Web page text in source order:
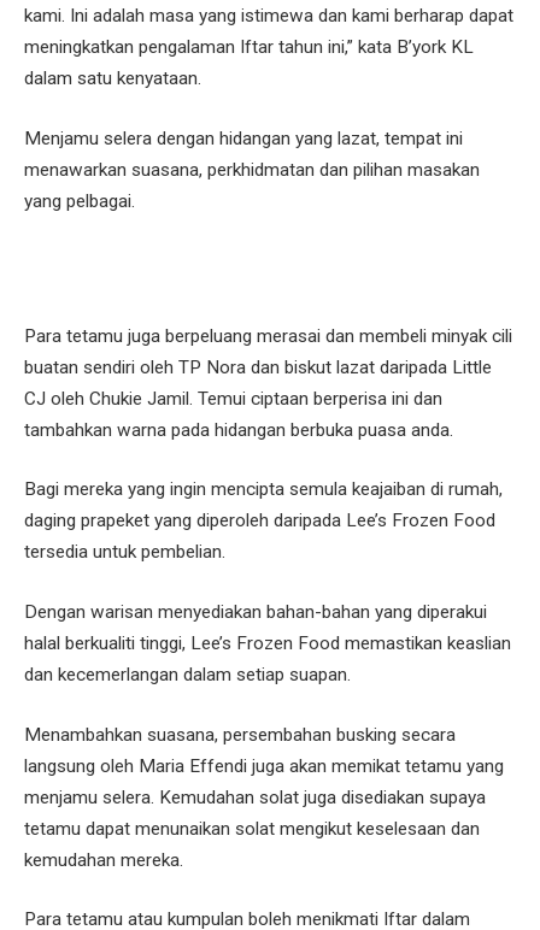
kami. Ini adalah masa yang istimewa dan kami berharap dapat
meningkatkan pengalaman Iftar tahun ini,” kata B’york KL
dalam satu kenyataan.
Menjamu selera dengan hidangan yang lazat, tempat ini
menawarkan suasana, perkhidmatan dan pilihan masakan
yang pelbagai.
Para tetamu juga berpeluang merasai dan membeli minyak cili
buatan sendiri oleh TP Nora dan biskut lazat daripada Little
CJ oleh Chukie Jamil. Temui ciptaan berperisa ini dan
tambahkan warna pada hidangan berbuka puasa anda.
Bagi mereka yang ingin mencipta semula keajaiban di rumah,
daging prapeket yang diperoleh daripada Lee’s Frozen Food
tersedia untuk pembelian.
Dengan warisan menyediakan bahan-bahan yang diperakui
halal berkualiti tinggi, Lee’s Frozen Food memastikan keaslian
dan kecemerlangan dalam setiap suapan.
Menambahkan suasana, persembahan busking secara
langsung oleh Maria Effendi juga akan memikat tetamu yang
menjamu selera. Kemudahan solat juga disediakan supaya
tetamu dapat menunaikan solat mengikut keselesaan dan
kemudahan mereka.
Para tetamu atau kumpulan boleh menikmati Iftar dalam